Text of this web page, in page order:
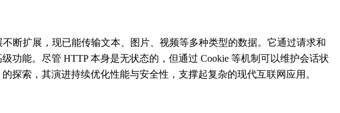
断扩展，现已能传输文本、图片、视频等多种类型的数据。它通过请求和
能。尽管 HTTP 本身是无状态的，但通过 Cookie 等机制可以维护会话状
探索，其演进持续优化性能与安全性，支撑起复杂的现代互联网应用。